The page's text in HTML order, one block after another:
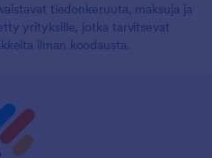
tiedonkeruuta, maksuja ja
yrityksille, jotka tarvitsevat
ilman koodausta.